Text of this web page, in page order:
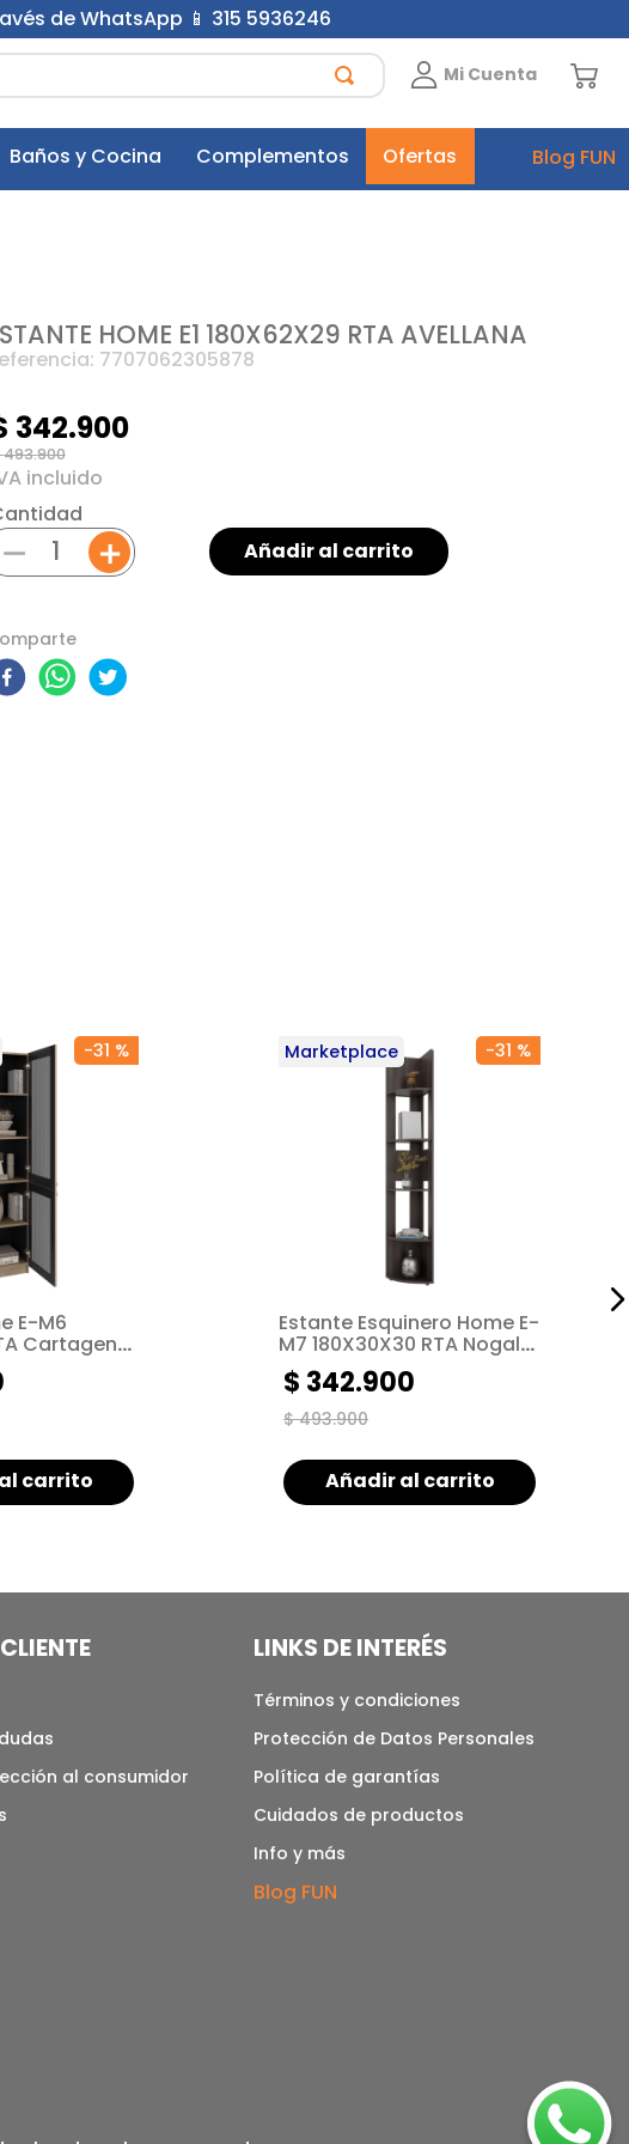
de WhatsApp 📱 315 5936246
Mi Cuenta
Baños y Cocina Complementos Ofertas Blog FUN
HOME E1 180X62X29 RTA AVELLANA
: 7707062305878
493.900
342.900
＋ Añadir al carrito
-31 %
E-M6
Cartagena
carrito
Marketplace -31 %
Estante Esquinero Home E-
M7 180X30X30 RTA Nogal
ZF
$ 493.900
$ 342.900
Añadir al carrito
al consumidor
LINKS DE INTERÉS
Términos y condiciones
Protección de Datos Personales
Política de garantías
Cuidados de productos
Info y más
Blog FUN